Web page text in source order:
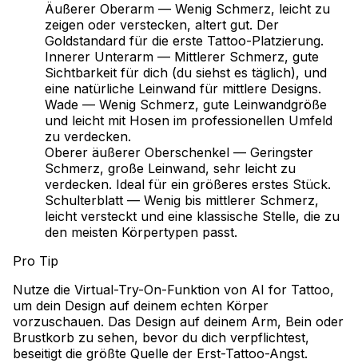
Äußerer Oberarm — Wenig Schmerz, leicht zu
zeigen oder verstecken, altert gut. Der
Goldstandard für die erste Tattoo-Platzierung.
Innerer Unterarm — Mittlerer Schmerz, gute
Sichtbarkeit für dich (du siehst es täglich), und
eine natürliche Leinwand für mittlere Designs.
Wade — Wenig Schmerz, gute Leinwandgröße
und leicht mit Hosen im professionellen Umfeld
zu verdecken.
Oberer äußerer Oberschenkel — Geringster
Schmerz, große Leinwand, sehr leicht zu
verdecken. Ideal für ein größeres erstes Stück.
Schulterblatt — Wenig bis mittlerer Schmerz,
leicht versteckt und eine klassische Stelle, die zu
den meisten Körpertypen passt.
Pro Tip
Nutze die Virtual-Try-On-Funktion von AI for Tattoo,
um dein Design auf deinem echten Körper
vorzuschauen. Das Design auf deinem Arm, Bein oder
Brustkorb zu sehen, bevor du dich verpflichtest,
beseitigt die größte Quelle der Erst-Tattoo-Angst.